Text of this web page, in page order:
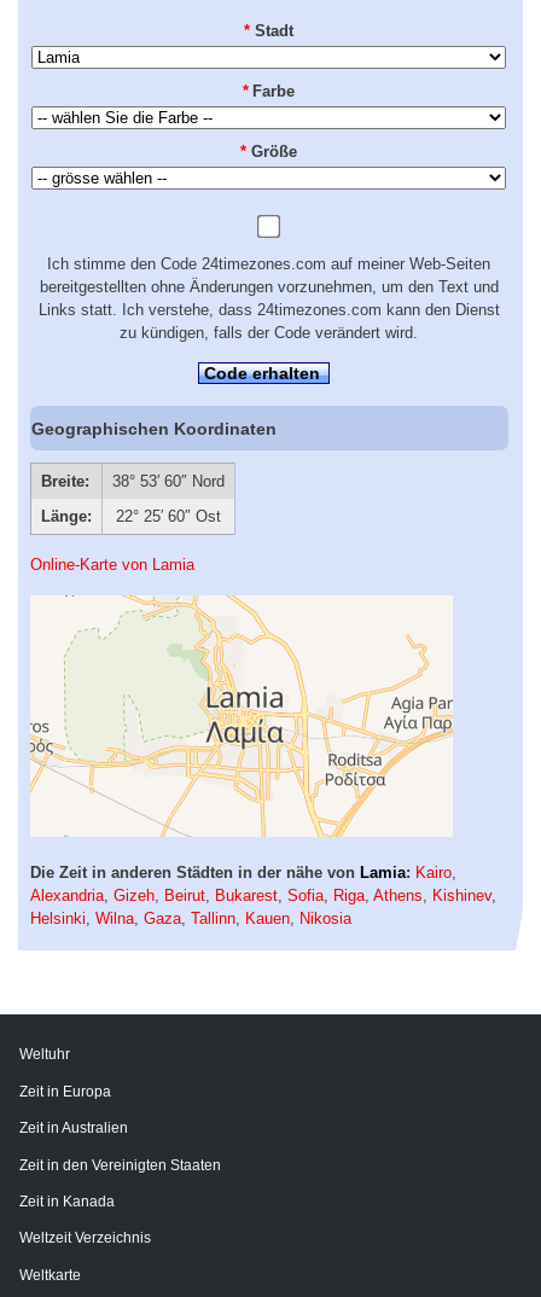
* Stadt
* Farbe
* Größe
Ich stimme den Code 24timezones.com auf meiner Web-Seiten
bereitgestellten ohne Änderungen vorzunehmen, um den Text und
Links statt. Ich verstehe, dass 24timezones.com kann den Dienst
zu kündigen, falls der Code verändert wird.
Code erhalten
Geographischen Koordinaten
Breite:
38° 53′ 60″ Nord
Länge:
22° 25′ 60″ Ost
Online-Karte von Lamia
Die Zeit in anderen Städten in der nähe von Lamia: Kairo
Alexandria Gizeh Beirut Bukarest Sofia Riga Athens Kishinev,
Helsinki Wilna Gaza Tallinn Kauen Nikosia
Weltuhr
Zeit in Europa
Zeit in Australien
Zeit in den Vereinigten Staaten
Zeit in Kanada
Weltzeit Verzeichnis
Weltkarte